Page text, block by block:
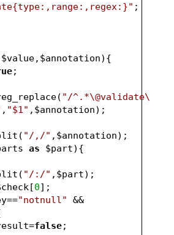
;
$value, $annotation) {
;
"/^.*\@validate\
, "$1" , $annotation);
"/,/" , $annotation);
as $part){
"/:/" , $part);
[0];
=="notnull"
=false;